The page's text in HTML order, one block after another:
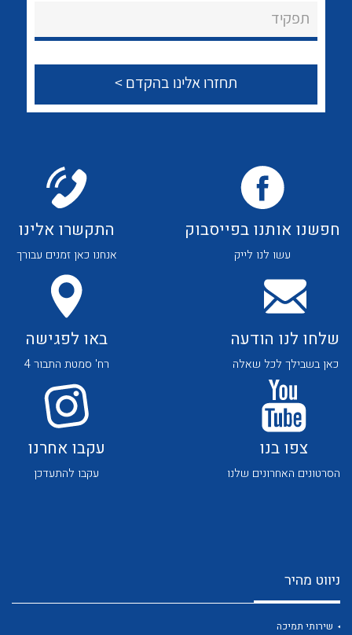
צור קשר
לכל מוצרי היצרן לכל מוצרי היצרן
תפקיד
חפשנו אותנו בפייסבוק
עשו לנו לייק
התקשרו אלינו
אנחנו כאן זמנים עבורך
שלחו לנו הודעה
כאן בשבילך לכל שאלה
באו לפגישה
רח' סמטת התבור 4
צפו בנו
הסרטונים האחרונים שלנו
עקבו אחרנו
עקבו להתעדכן
ניווט מהיר
שירותי תמיכה